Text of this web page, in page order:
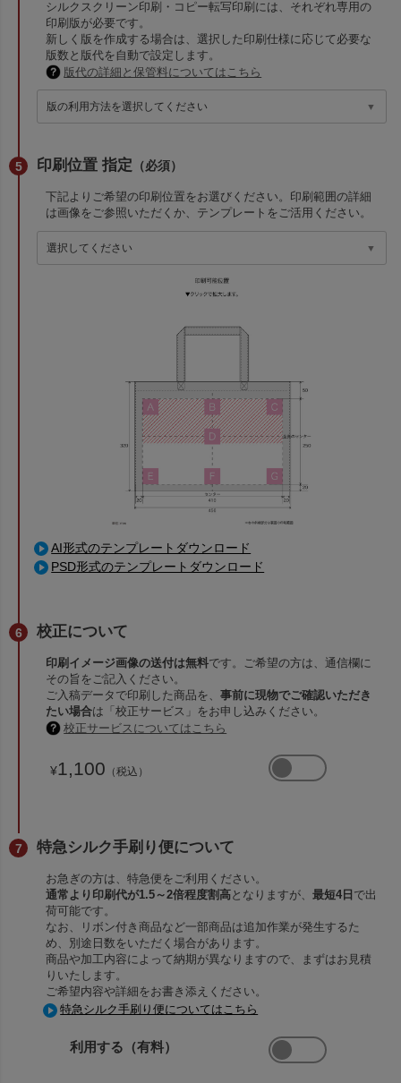
シルクスクリーン印刷・コピー転写印刷には、それぞれ専用の
印刷版が必要です。
新しく版を作成する場合は、選択した印刷仕様に応じて必要な
版数と版代を自動で設定します。
版代の詳細と保管料についてはこちら
印刷位置 指定 （必須）
下記よりご希望の印刷位置をお選びください。印刷範囲の詳細
は画像をご参照いただくか、テンプレートをご活用ください。
AI形式のテンプレートダウンロード
PSD形式のテンプレートダウンロード
校正について
印刷イメージ画像の送付は無料です。ご希望の方は、通信欄に
その旨をご記入ください。
ご入稿データで印刷した商品を、事前に現物でご確認いただき
たい場合は「校正サービス」をお申し込みください。
校正サービスについてはこちら
¥1,100 （税込）
特急シルク手刷り便について
お急ぎの方は、特急便をご利用ください。
通常より印刷代が1.5～2倍程度割高 となりますが、最短4日 で出
荷可能です。
なお、リボン付き商品など一部商品は追加作業が発生するた
め、別途日数をいただく場合があります。
商品や加工内容によって納期が異なりますので、まずはお見積
りいたします。
ご希望内容や詳細をお書き添えください。
特急シルク手刷り便についてはこちら
利用する（有料）